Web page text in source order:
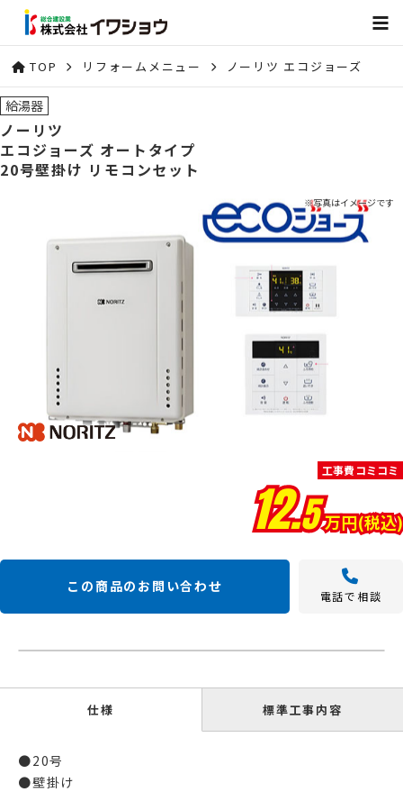
TOP リフォームメニュー ノーリツ エコジョーズ
給湯器
ノーリツ
エコジョーズ オートタイプ
20号壁掛け リモコンセット
※写真はイメージです
工事費コミコミ
12.5 万円(税込)
この商品のお問い合わせ
電話で相談
仕様 標準工事内容
●20号
●壁掛け